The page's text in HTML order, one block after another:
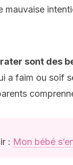
mauvaise
sont des
a faim ou soif
: Mon bébé